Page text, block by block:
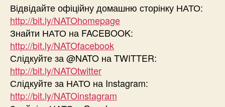
Відвідайте офіційну домашню сторінку НАТО:
http://bit.ly/NATOhomepage
Знайти НАТО на FACEBOOK:
http://bit.ly/NATOfacebook
Слідкуйте за @NATO на TWITTER:
http://bit.ly/NATOtwitter
Слідкуйте за НАТО на Instagram:
http://bit.ly/NATOinstagram